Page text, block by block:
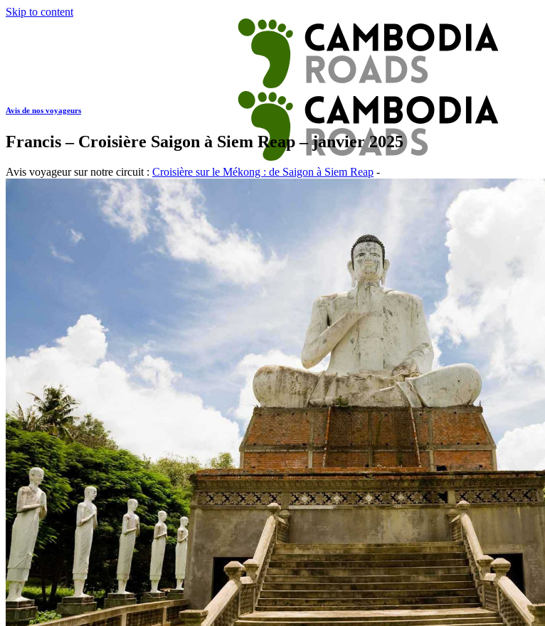
Skip to content
Phnom Penh
Environs de Phnom Penh
Siem Reap
Temples d’Angkor
Mondulkiri
Côte Sud Cambodge
Circuits
Organisation
Petit groupe
Sur-mesure
Envies et inspirations voyages
Les Grands Classiques
Voyage en Famille
Séjour Nature
Voyage Luxe au Cambodge
Où partir ?
Cambodge + Laos
Cambodge + Vietnam
Quand voyager ?
Printemps
Été
Automne
Hiver
Infos pratiques
Préparer son voyage
Avant le départ : conseils & FAQ
Hôtels partenaires
Meilleurs restaurants
Avis de nos voyageurs
Francis – Croisière Saigon à Siem Reap – janvier 2025
Avis voyageur sur notre circuit : Croisière sur le Mékong : de Saigon à Siem Reap -